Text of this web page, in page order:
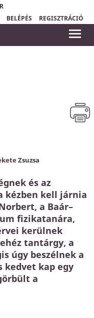
BELÉPÉS
REGISZTRÁCIÓ
szeretete nem valami homályos
Zsuzsa
és az
kézben kell járnia
a Baár–
fizikatanára,
kerülnek
tantárgy, a
úgy beszélnek a
kedvet kap egy
a